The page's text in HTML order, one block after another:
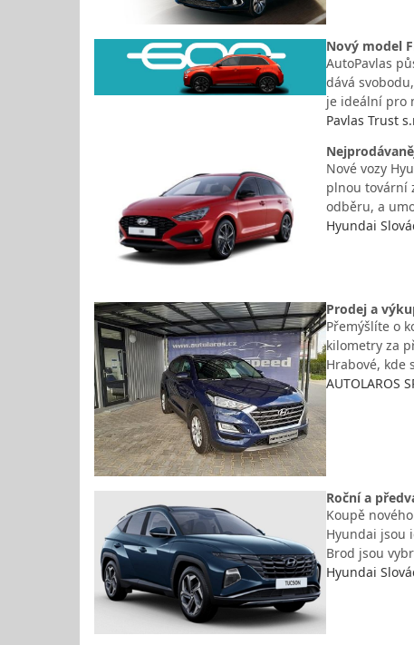
Nový model
AutoPavlas
dává
je ideální pro
Pavlas Trust
Nové vozy
plnou tovární
odběru, a
Hyundai
Prodej a
Přemýšlíte o
kilometry za
Hrabové, kde
AUTOLAROS
Roční a
Koupě
Hyundai jsou
Brod jsou
Hyundai